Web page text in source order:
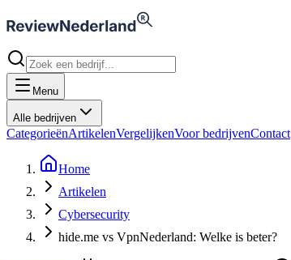
Menu
Alle bedrijven
CategorieënArtikelenVergelijkenVoor bedrijvenContact
Home
Artikelen
Cybersecurity
hide.me vs VpnNederland: Welke is beter?